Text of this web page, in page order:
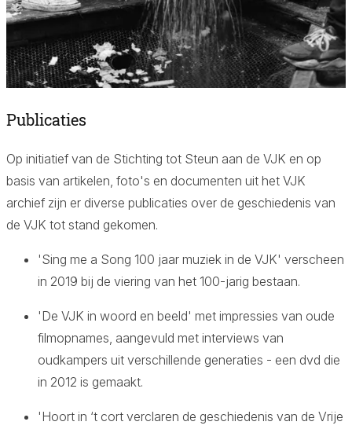
Aa
Publicaties
Op initiatief van de Stichting tot Steun aan de VJK en op
basis van artikelen, foto's en documenten uit het VJK
archief zijn er diverse publicaties over de geschiedenis van
de VJK tot stand gekomen.
'Sing me a Song 100 jaar muziek in de VJK' verscheen
in 2019 bij de viering van het 100-jarig bestaan.
'De VJK in woord en beeld' met impressies van oude
filmopnames, aangevuld met interviews van
oudkampers uit verschillende generaties - een dvd die
in 2012 is gemaakt.
'Hoort in ‘t cort verclaren de geschiedenis van de Vrije